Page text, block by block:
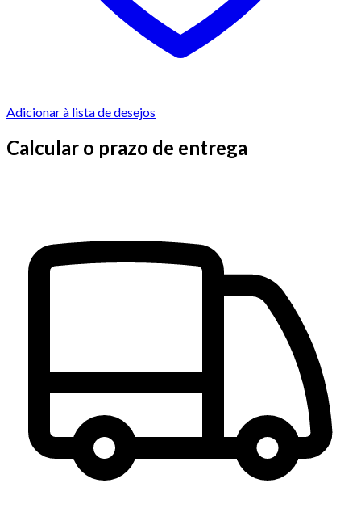
Adicionar à lista de desejos
Calcular o prazo de entrega